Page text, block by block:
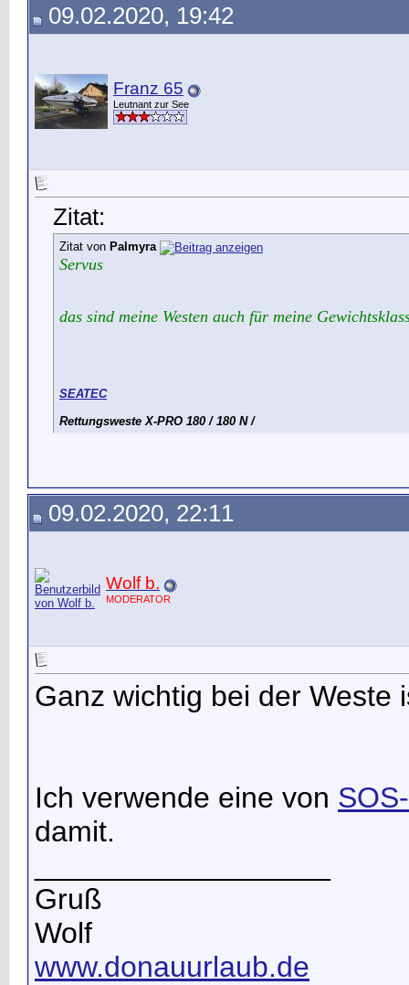
09.02.2020, 19:42
Franz 65
Leutnant zur See
Zitat:
Zitat von Palmyra
Servus
das sind meine Westen auch für meine
SEATEC
Rettungsweste X-PRO 180 / 180 N /
09.02.2020, 22:11
Wolf b.
MODERATOR
Ganz wichtig bei der Weste
Ich verwende eine von
damit.
Gruß
Wolf
www.donauurlaub.de